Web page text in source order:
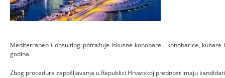
Mediterraneo Consulting potražuje iskusne konobare i konobarice,
godina.
Zbog procedure zapošljavanja u Republici Hrvatskoj prednost imaju